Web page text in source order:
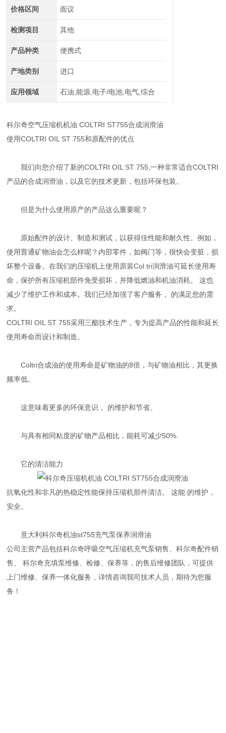
价格区间 面议
检测项目 其他
产品种类 便携式
产地类别 进口
应用领域 石油,能源,电子/电池,电气,综合
科尔奇空气压缩机机油 COLTRI ST755合成润滑油
使用COLTRI OIL ST 755和原配件的优点
我们向您介绍了新的COLTRI OIL ST 755,一种非常适合COLTRI
产品的合成润滑油，以及它的技术更新，包括环保包装。
但是为什么使用原产的产品这么重要呢？
原始配件的设计、制造和测试，以获得佳性能和耐久性。例如，
使用普通矿物油会怎么样呢？内部零件，如阀门等，很快会变脏，损
坏整个设备。在我们的压缩机上使用原装Col tri润滑油可延长使用寿
命，保护所有压缩机部件免受损坏，并降低燃油和机油消耗。 这也
减少了维护工作和成本。我们已经加强了客户服务， 的满足您的需
求。
COLTRI OIL ST 755采用三酯技术生产，专为提高产品的性能和延长
使用寿命而设计和制造。
Coltri合成油的使用寿命是矿物油的8倍，与矿物油相比，其更换
频率低。
这意味着更多的环保意识， 的维护和节省。
与具有相同粘度的矿物产品相比，能耗可减少50%.
它的清洁能力
抗氧化性和非凡的热稳定性能保持压缩机部件清洁。 这能 的维护，
安全。
意大利科尔奇机油st755充气泵保养润滑油
公司主营产品包括科尔奇呼吸空气压缩机充气泵销售、科尔奇配件销
售、 科尔奇充填泵维修、检修、保养等，的售后维修团队，可提供
上门维修、保养一体化服务，详情咨询我司技术人员，期待为您服
务！